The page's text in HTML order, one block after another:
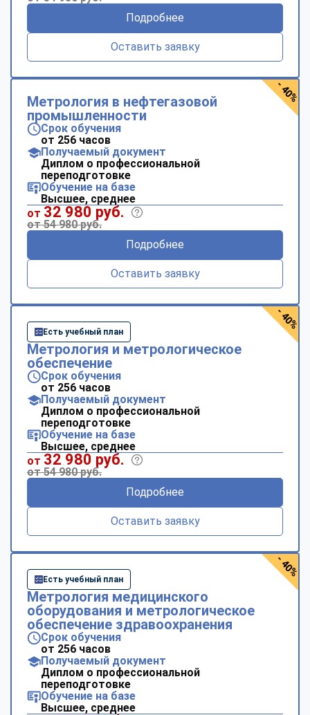
Подробнее
Оставить заявку
Метрология в нефтегазовой
промышленности
Срок обучения
от 256 часов
Получаемый документ
Диплом о профессиональной
переподготовке
Обучение на базе
Высшее, среднее
от 32 980 руб.
от 54 980 руб.
Подробнее
Оставить заявку
- 40%
Есть учебный план
Метрология и метрологическое
обеспечение
Срок обучения
от 256 часов
Получаемый документ
Диплом о профессиональной
переподготовке
Обучение на базе
Высшее, среднее
от 32 980 руб.
от 54 980 руб.
Подробнее
Оставить заявку
- 40%
Есть учебный план
Метрология медицинского
оборудования и метрологическое
обеспечение здравоохранения
Срок обучения
от 256 часов
Получаемый документ
Диплом о профессиональной
переподготовке
Обучение на базе
Высшее, среднее
- 40%